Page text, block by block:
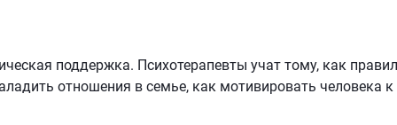
поддержка. Психотерапевты учат тому, как
отношения в семье, как мотивировать человека к